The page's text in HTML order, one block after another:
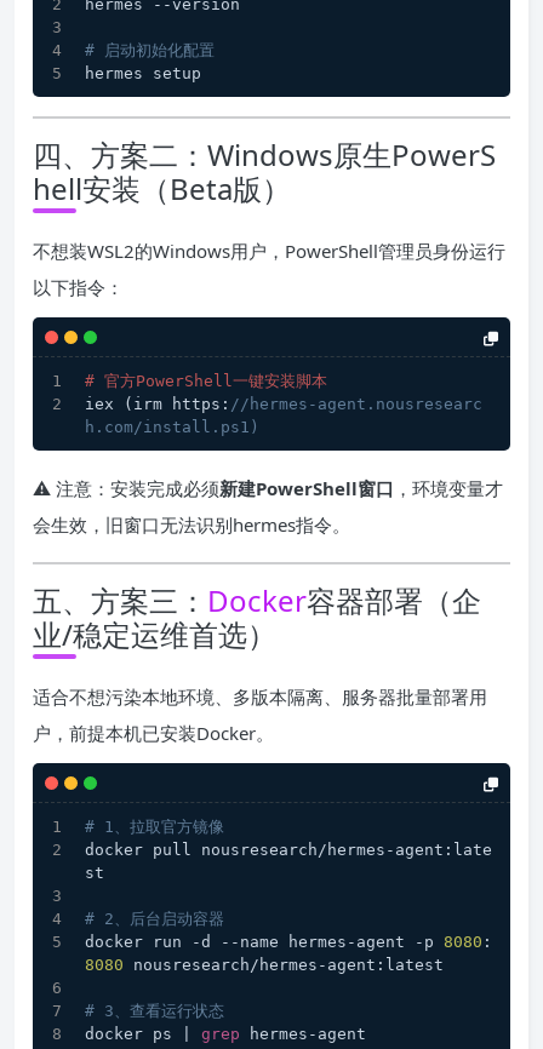
hermes --version
# 启动初始化配置
hermes setup
四、方案二：Windows原生PowerS
hell安装（Beta版）
不想装WSL2的Windows用户，PowerShell管理员身份运行
以下指令：
# 官方PowerShell一键安装脚本
iex (irm https: //hermes-agent.nousresearc
h.com/install.ps1)
⚠️ 注意：安装完成必须新建PowerShell窗口 ，环境变量才
会生效，旧窗口无法识别hermes指令。
五、方案三： Docker容器部署（企
业/稳定运维首选）
适合不想污染本地环境、多版本隔离、服务器批量部署用
户，前提本机已安装Docker。
# 1、拉取官方镜像
docker pull nousresearch/hermes-agent:late
st
# 2、后台启动容器
docker run -d --name hermes-agent -p 8080 :
8080 nousresearch/hermes-agent:latest
# 3、查看运行状态
docker ps | grep hermes-agent